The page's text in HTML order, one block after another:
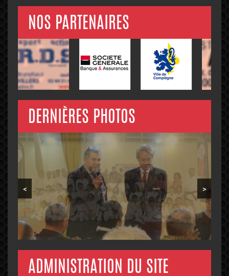
NOS PARTENAIRES
DERNIÈRES PHOTOS
< >
ADMINISTRATION DU SITE